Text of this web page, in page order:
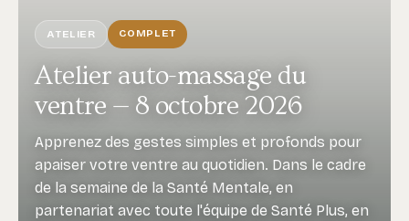
ATELIER COMPLET
Atelier auto-massage du
ventre — 8 octobre 2026
Apprenez des gestes simples et profonds pour
apaiser votre ventre au quotidien. Dans le cadre
de la semaine de la Santé Mentale, en
partenariat avec toute l'équipe de Santé Plus, en